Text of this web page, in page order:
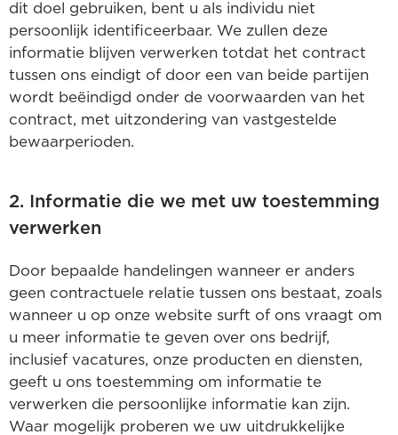
dit doel gebruiken, bent u als individu niet
persoonlijk identificeerbaar. We zullen deze
informatie blijven verwerken totdat het contract
tussen ons eindigt of door een van beide partijen
wordt beëindigd onder de voorwaarden van het
contract, met uitzondering van vastgestelde
bewaarperioden.
2. Informatie die we met uw toestemming
verwerken
Door bepaalde handelingen wanneer er anders
geen contractuele relatie tussen ons bestaat, zoals
wanneer u op onze website surft of ons vraagt om
u meer informatie te geven over ons bedrijf,
inclusief vacatures, onze producten en diensten,
geeft u ons toestemming om informatie te
verwerken die persoonlijke informatie kan zijn.
Waar mogelijk proberen we uw uitdrukkelijke